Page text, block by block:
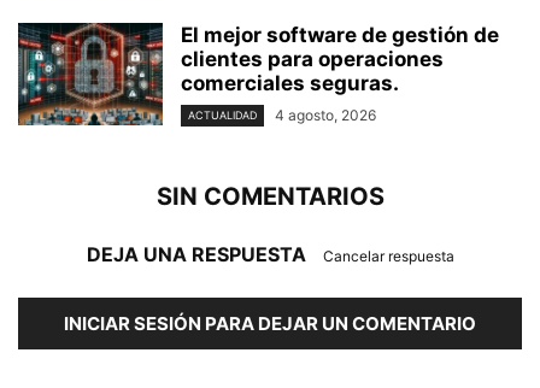
El mejor software de gestión de
clientes para operaciones
comerciales seguras.
ACTUALIDAD 4 agosto, 2026
SIN COMENTARIOS
DEJA UNA RESPUESTA Cancelar respuesta
INICIAR SESIÓN PARA DEJAR UN COMENTARIO